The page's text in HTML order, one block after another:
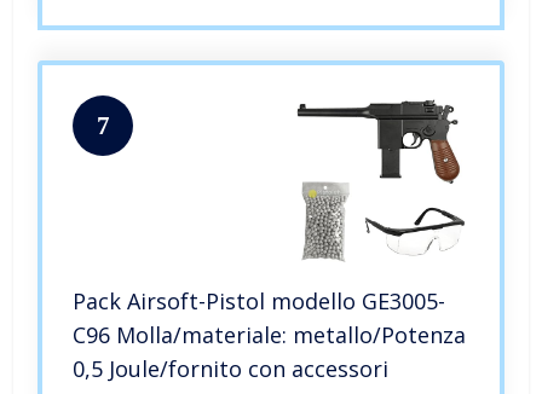
7
Pack Airsoft-Pistol modello GE3005-
C96 Molla/materiale: metallo/Potenza
0,5 Joule/fornito con accessori